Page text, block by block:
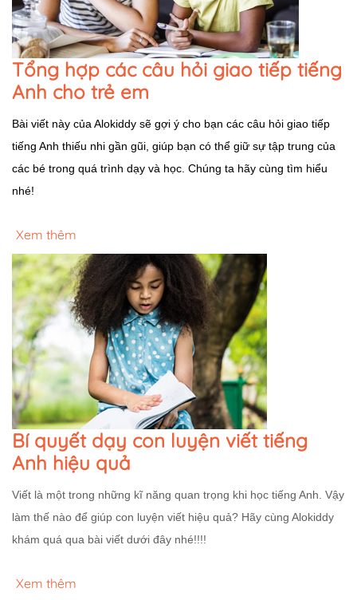
Tổng hợp các câu hỏi giao tiếp tiếng
Anh cho trẻ em
Bài viết này của Alokiddy sẽ gợi ý cho bạn các câu hỏi giao tiếp
tiếng Anh thiếu nhi gần gũi, giúp bạn có thể giữ sự tập trung của
các bé trong quá trình dạy và học. Chúng ta hãy cùng tìm hiểu
nhé!
Xem thêm
Bí quyết dạy con luyện viết tiếng
Anh hiệu quả
Viết là một trong những kĩ năng quan trọng khi học tiếng Anh. Vậy
làm thế nào để giúp con luyện viết hiệu quả? Hãy cùng Alokiddy
khám quá qua bài viết dưới đây nhé!!!!
Xem thêm